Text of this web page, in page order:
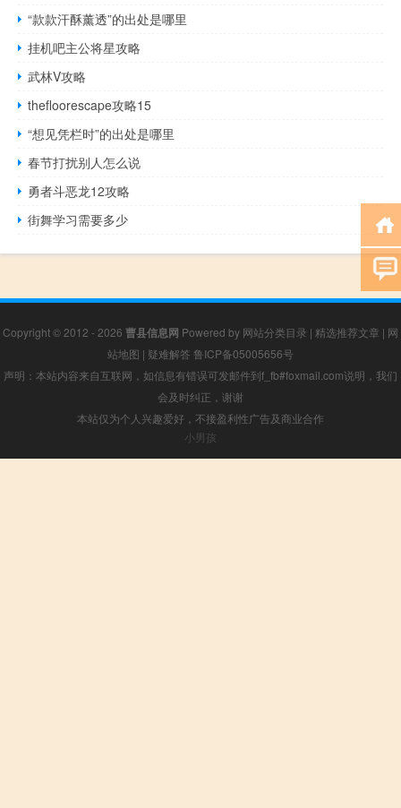
“款款汗酥薰透”的出处是哪里
挂机吧主公将星攻略
武林V攻略
thefloorescape攻略15
“想见凭栏时”的出处是哪里
春节打扰别人怎么说
勇者斗恶龙12攻略
街舞学习需要多少
Copyright © 2012 - 2026 曹县信息网 Powered by 网站分类目录 | 精选推荐文章 | 网
站地图 | 疑难解答 鲁ICP备05005656号
声明：本站内容来自互联网，如信息有错误可发邮件到f_fb#foxmail.com说明，我们
会及时纠正，谢谢
本站仅为个人兴趣爱好，不接盈利性广告及商业合作
小男孩